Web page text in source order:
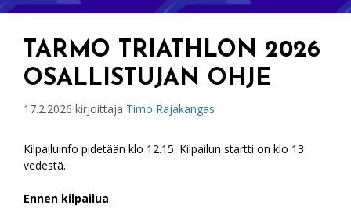
TARMO TRIATHLON 2026
OSALLISTUJAN OHJE
17.2.2026 kirjoittaja Timo Rajakangas
Kilpailuinfo pidetään klo 12.15. Kilpailun startti on klo 13
vedestä.
Ennen kilpailua